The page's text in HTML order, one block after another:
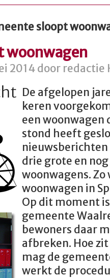
sloopt
woonwagen
2014 door redactie
De afgelopen
keren
een woonwagen
stond heeft
nieuwsberichten
drie grote en
woonwagens.
woonwagen in
Op dit moment
gemeente
bewoners daar
afbreken. Hoe
mag de
werkt de